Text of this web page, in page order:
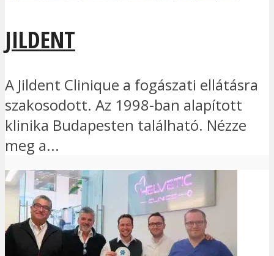
JILDENT
A Jildent Clinique a fogászati ellátásra
szakosodott. Az 1998-ban alapított
klinika Budapesten található. Nézze
meg a...